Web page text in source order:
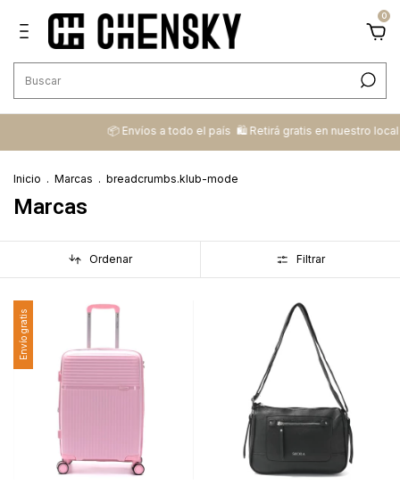
0
📦 ​Envíos a todo el país ​ 🛍️​ Retirá gratis en nuestro local 💳​
Inicio . Marcas . breadcrumbs.klub-mode
Marcas
Ordenar Filtrar
Envío gratis